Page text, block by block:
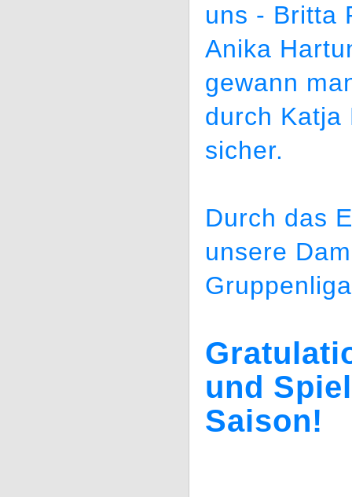
uns - Britta
Anika
gewann
durch Katja
sicher.
Durch das
unsere
und
Saison!